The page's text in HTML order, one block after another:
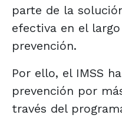
parte de la
efectiva en el
prevención.
Por ello, el IMSS
prevención por
través del